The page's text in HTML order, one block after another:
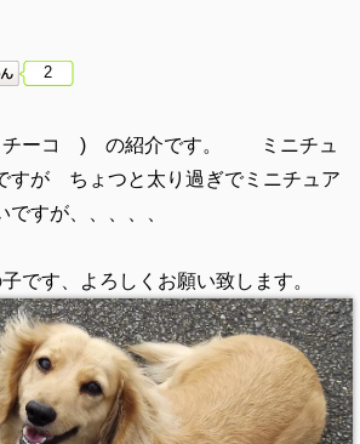
2
チーコ ) の紹介です。 ミニチュ
すが ちょつと太り過ぎでミニチュア
すが、、、、、
す、よろしくお願い致します。